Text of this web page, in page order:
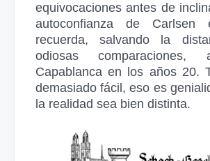
equivocaciones antes de
autoconfianza de
recuerda, salvando la
odiosas
Capablanca en los años 20.
demasiado fácil, eso es
la realidad sea bien distinta.